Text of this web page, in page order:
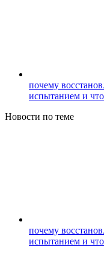
почему
испытанием и что
Новости по теме
почему
испытанием и что